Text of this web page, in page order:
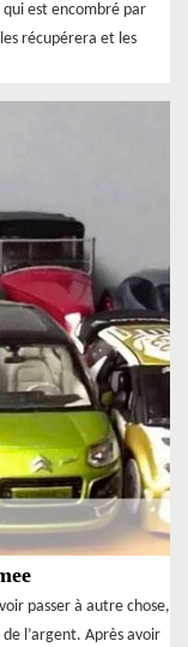
qui est encombré par
récupérera et les
passer à autre chose,
l’argent. Après avoir